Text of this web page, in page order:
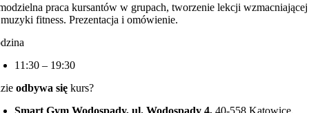
praca kursantów w grupach, tworzenie lekcji wzmacniającej
fitness. Prezentacja i omówienie.
11:30 – 19:30
odbywa się kurs?